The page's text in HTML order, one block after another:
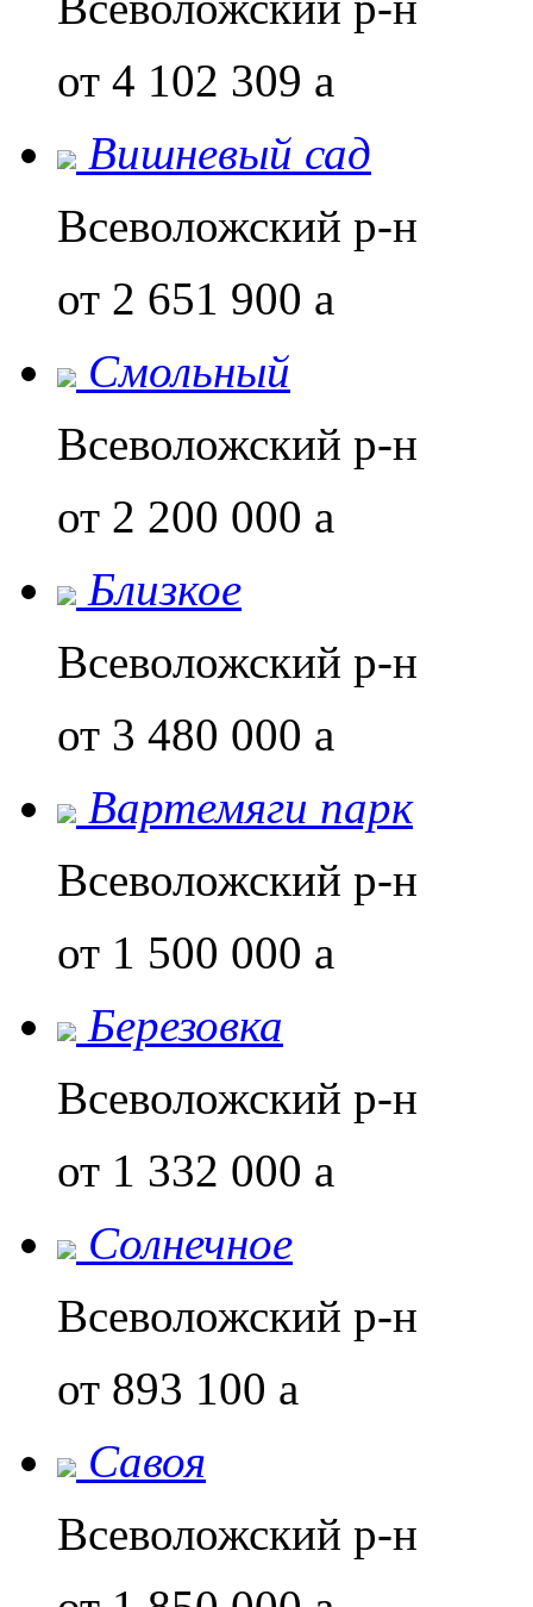
от 4 102 309 a
Вишневый сад
Всеволожский р-н
от 2 651 900 a
Смольный
Всеволожский р-н
от 2 200 000 a
Близкое
Всеволожский р-н
от 3 480 000 a
Вартемяги парк
Всеволожский р-н
от 1 500 000 a
Березовка
Всеволожский р-н
от 1 332 000 a
Солнечное
Всеволожский р-н
от 893 100 a
Савоя
Всеволожский р-н